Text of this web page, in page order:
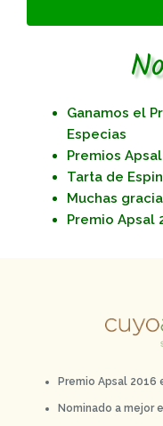
Ganamos el
Especias
Premios
Tarta de
Muchas
Premio Apsal
Premio Apsal 2016
Nominado a mejor